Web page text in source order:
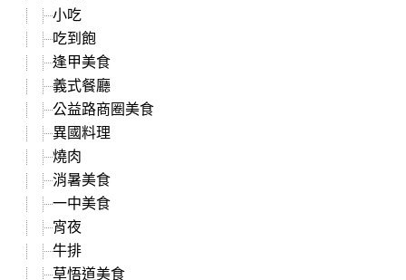
小吃
吃到飽
逢甲美食
義式餐廳
公益路商圈美食
異國料理
燒肉
消暑美食
一中美食
宵夜
牛排
草悟道美食